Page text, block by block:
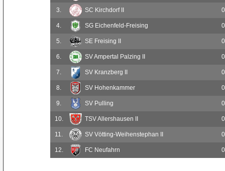
3. SC Kirchdorf II 0
4. SG Eichenfeld-Freising 0
5. SE Freising II 0
6. SV Ampertal Palzing II 0
7. SV Kranzberg II 0
8. SV Hohenkammer 0
9. SV Pulling 0
10. TSV Allershausen II 0
11. SV Vötting-Weihenstephan II 0
12. FC Neufahrn 0